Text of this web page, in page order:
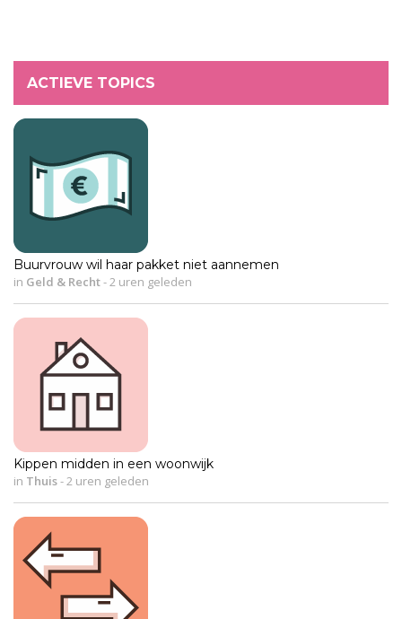
ACTIEVE TOPICS
Buurvrouw wil haar pakket niet aannemen
in Geld & Recht-2 uren geleden
Kippen midden in een woonwijk
in Thuis-2 uren geleden